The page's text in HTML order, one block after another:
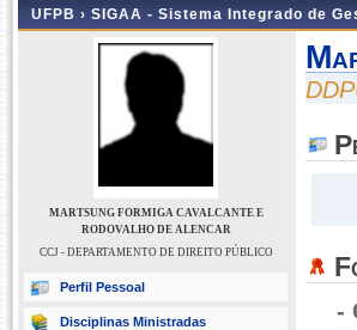
UFPB › SIGAA - Sistema Integrado de
MARTSUNG FORMIGA CAVALCANTE E
RODOVALHO DE ALENCAR
CCJ - DEPARTAMENTO DE DIREITO PÚBLICO
Perfil Pessoal
Disciplinas Ministradas -